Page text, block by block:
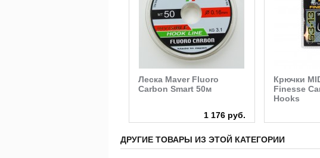
Леска Maver Fluoro
Carbon Smart 50м
1 176 руб.
Крючки
Finesse
Hooks
ДРУГИЕ ТОВАРЫ ИЗ ЭТОЙ КАТЕГОРИИ